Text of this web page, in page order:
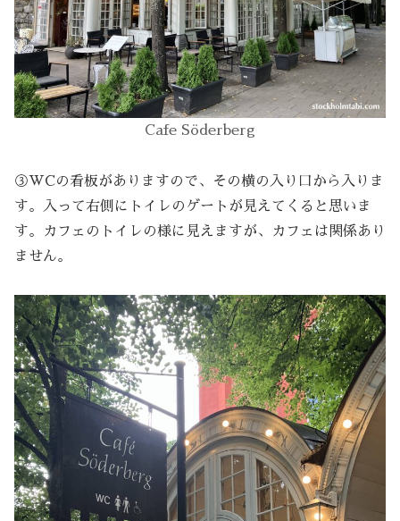
Cafe Söderberg
③WCの看板がありますので、その横の入り口から入りま
す。入って右側にトイレのゲートが見えてくると思いま
す。カフェのトイレの様に見えますが、カフェは関係あり
ません。